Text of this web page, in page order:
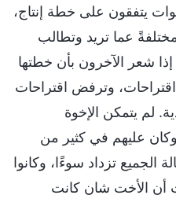
يتفقون على خطة إنتاج،
عما تريد وتطالب
إذا شعر الآخرون بأن خطتها
وترفض اقتراحات
لم يتمكن الإخوة
عليهم في كثير من
الجميع تزداد سوءًا، وكانوا
أن الأخت شان كانت